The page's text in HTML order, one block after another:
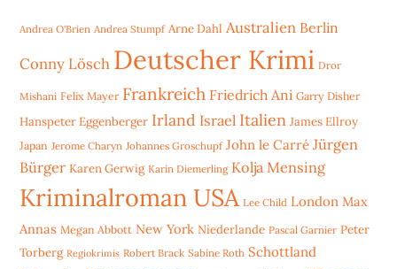
Andrea O'Brien Andrea Stumpf Arne Dahl Australien Berlin
Conny Lösch Deutscher Krimi Dror
Mishani Felix Mayer Frankreich Friedrich Ani Garry Disher
Hanspeter Eggenberger Irland Israel Italien James Ellroy
Japan Jerome Charyn Johannes Groschupf John le Carré Jürgen
Bürger Karen Gerwig Karin Diemerling Kolja Mensing
Kriminalroman USA Lee Child London Max
Annas Megan Abbott New York Niederlande Pascal Garnier Peter
Torberg Regiokrimis Robert Brack Sabine Roth Schottland